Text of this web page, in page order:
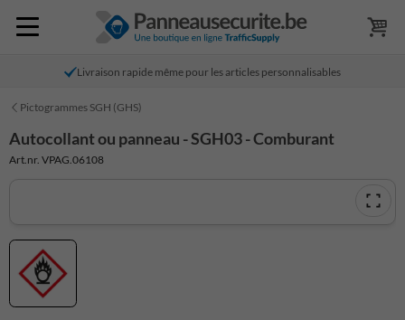
Livraison rapide même pour les articles personnalisables
Pictogrammes SGH (GHS)
Autocollant ou panneau - SGH03 - Comburant
Art.nr. VPAG.06108